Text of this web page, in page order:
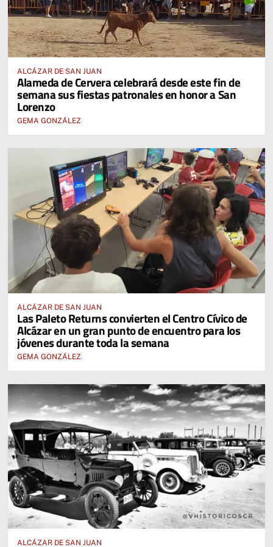
ALCÁZAR DE SAN JUAN
Alameda de Cervera celebrará desde este fin de
semana sus fiestas patronales en honor a San
Lorenzo
GEMA GONZÁLEZ
ALCÁZAR DE SAN JUAN
Las Paleto Returns convierten el Centro Cívico de
Alcázar en un gran punto de encuentro para los
jóvenes durante toda la semana
GEMA GONZÁLEZ
ALCÁZAR DE SAN JUAN